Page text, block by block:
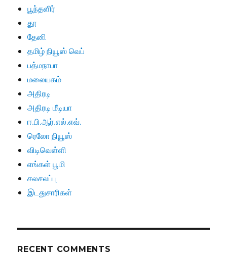
பூந்தளிர்
தூ
தேனி
தமிழ் நியூஸ் வெப்
பத்மநாபா
மலையகம்
அதிரடி
அதிரடி மீடியா
ஈ.பி.ஆர்.எல்.எவ்.
ரெலோ நியூஸ்
விடிவெள்ளி
எங்கள் பூமி
சலசலப்பு
இடதுசாரிகள்
RECENT COMMENTS